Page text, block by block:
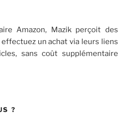
Amazon, Mazik perçoit des
un achat via leurs liens
sans coût supplémentaire
?